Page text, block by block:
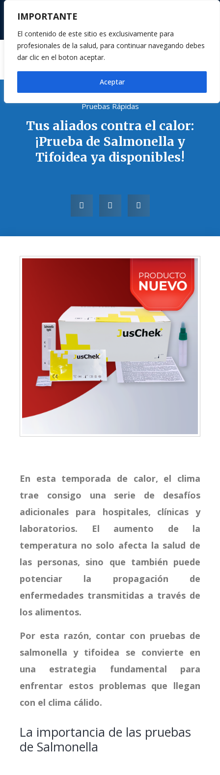
IMPORTANTE
El contenido de este sitio es exclusivamente para
profesionales de la salud, para continuar navegando debes
dar clic en el boton aceptar.
Aceptar
Pruebas Rápidas
Tus aliados contra el calor:
¡Prueba de Salmonella y
Tifoidea ya disponibles!
En esta temporada de calor, el clima
trae consigo una serie de desafíos
adicionales para hospitales, clínicas y
laboratorios. El aumento de la
temperatura no solo afecta la salud de
las personas, sino que también puede
potenciar la propagación de
enfermedades transmitidas a través de
los alimentos.
Por esta razón, contar con pruebas de
salmonella y tifoidea se convierte en
una estrategia fundamental para
enfrentar estos problemas que llegan
con el clima cálido.
La importancia de las pruebas
de Salmonella